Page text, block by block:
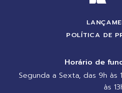
POLÍTICA DE
Horário de
Segunda a Sexta, das 9h às
às